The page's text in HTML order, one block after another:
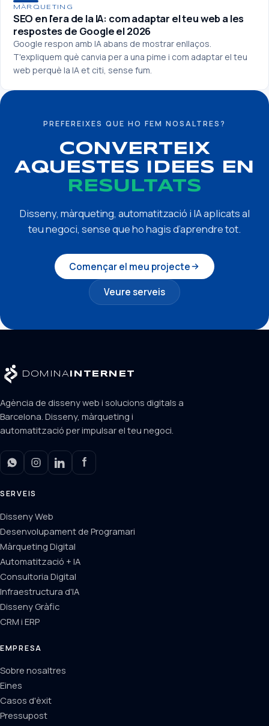
MÀRQUETING
SEO en l'era de la IA: com adaptar el teu web a les
respostes de Google el 2026
Google respon amb IA abans de mostrar enllaços.
T'expliquem què canvia per a una pime i com adaptar el teu
web perquè la IA et citi, sense fum.
PREFEREIXES QUE HO FEM NOSALTRES?
CONVERTEIX
AQUESTES IDEES EN
RESULTATS
Disseny, màrqueting, automatització i IA aplicats al
teu negoci, sense que ho hagis d’aprendre tot.
Començar el meu projecte
Veure serveis
DOMINA INTERNET
Agència de disseny web i solucions digitals a
Barcelona. Disseny, màrqueting i
automatització per impulsar el teu negoci.
SERVEIS
Disseny Web
Desenvolupament de Programari
Màrqueting Digital
Automatització + IA
Consultoria Digital
Infraestructura d'IA
Disseny Gràfic
CRM i ERP
EMPRESA
Sobre nosaltres
Eines
Casos d'èxit
Pressupost